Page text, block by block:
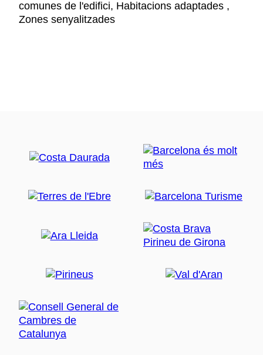
comunes de l'edifici, Habitacions adaptades ,
Zones senyalitzades